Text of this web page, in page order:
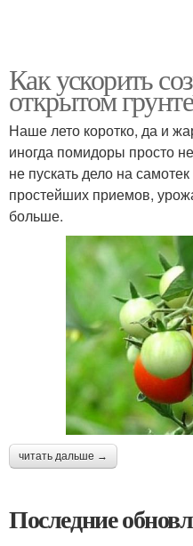
Как ускорить
открытом
Наше лето коротко, да и
иногда помидоры просто
не пускать дело на
простейших приемов,
больше.
читать дальше →
Последние